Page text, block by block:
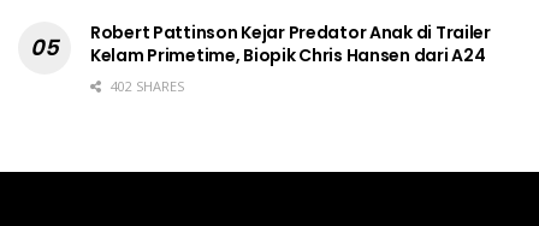
Robert Pattinson Kejar Predator Anak di Trailer
Kelam Primetime, Biopik Chris Hansen dari A24
402 SHARES